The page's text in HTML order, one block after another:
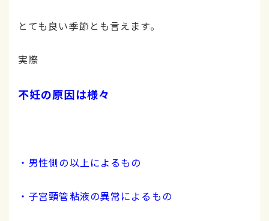
とても良い季節とも言えます。
実際
不妊の原因は様々
・男性側の以上によるもの
・子宮頸管粘液の異常によるもの